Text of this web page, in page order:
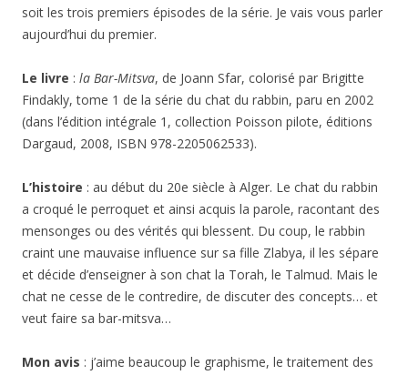
soit les trois premiers épisodes de la série. Je vais vous parler
aujourd’hui du premier.
Le livre : la Bar-Mitsva, de Joann Sfar, colorisé par Brigitte
Findakly, tome 1 de la série du chat du rabbin, paru en 2002
(dans l’édition intégrale 1, collection Poisson pilote, éditions
Dargaud, 2008, ISBN 978-2205062533).
L’histoire : au début du 20e siècle à Alger. Le chat du rabbin
a croqué le perroquet et ainsi acquis la parole, racontant des
mensonges ou des vérités qui blessent. Du coup, le rabbin
craint une mauvaise influence sur sa fille Zlabya, il les sépare
et décide d’enseigner à son chat la Torah, le Talmud. Mais le
chat ne cesse de le contredire, de discuter des concepts… et
veut faire sa bar-mitsva…
Mon avis : j’aime beaucoup le graphisme, le traitement des